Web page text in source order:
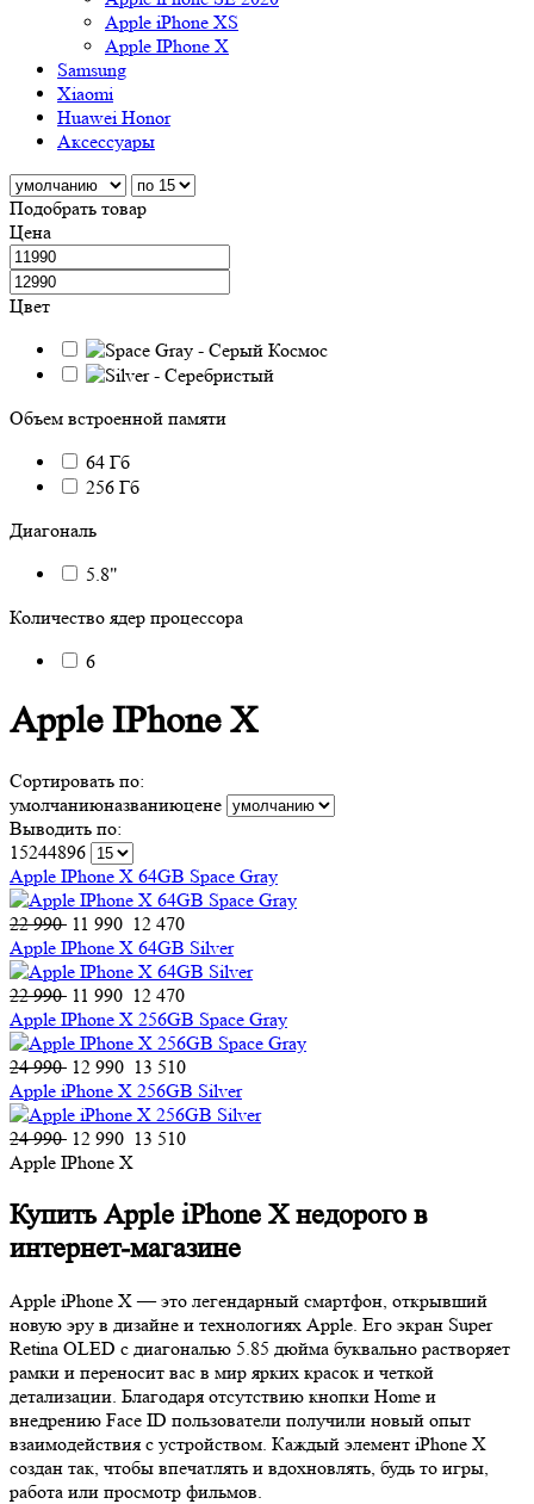
Apple iPhone XS
Apple IPhone X
Samsung
Xiaomi
Huawei Honor
Аксессуары
Подобрать товар
Цена
Цвет
Объем встроенной памяти
64 Гб
256 Гб
Диагональ
5.8"
Количество ядер процессора
6
Apple IPhone X
Сортировать по:
умолчаниюназваниюцене
Выводить по:
15244896
Apple IPhone X 64GB Space Gray
22 990 11 990 12 470
Apple IPhone X 64GB Silver
22 990 11 990 12 470
Apple IPhone X 256GB Space Gray
24 990 12 990 13 510
Apple iPhone X 256GB Silver
24 990 12 990 13 510
Apple IPhone X
Купить Apple iPhone X недорого в
интернет-магазине
Apple iPhone X — это легендарный смартфон, открывший
новую эру в дизайне и технологиях Apple. Его экран Super
Retina OLED с диагональю 5.85 дюйма буквально растворяет
рамки и переносит вас в мир ярких красок и четкой
детализации. Благодаря отсутствию кнопки Home и
внедрению Face ID пользователи получили новый опыт
взаимодействия с устройством. Каждый элемент iPhone X
создан так, чтобы впечатлять и вдохновлять, будь то игры,
работа или просмотр фильмов.